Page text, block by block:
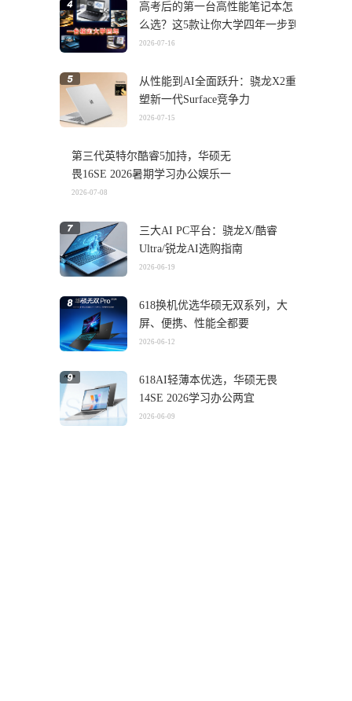
高考后的第一台高性能笔记本怎
么选？这5款让你大学四年一步到
位
2026-07-16
从性能到AI全面跃升：骁龙X2重
塑新一代Surface竞争力
2026-07-15
第三代英特尔酷睿5加持，华硕无
畏16SE 2026暑期学习办公娱乐一
机搞定
2026-07-08
三大AI PC平台：骁龙X/酷睿
Ultra/锐龙AI选购指南
2026-06-19
618换机优选华硕无双系列，大
屏、便携、性能全都要
2026-06-12
618AI轻薄本优选，华硕无畏
14SE 2026学习办公两宜
2026-06-09